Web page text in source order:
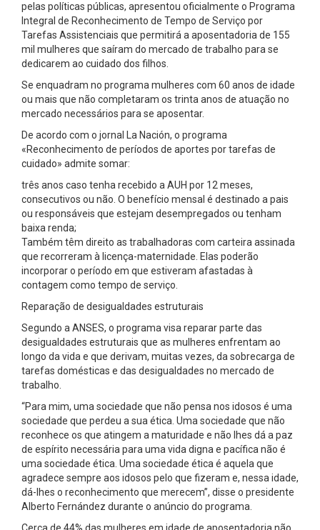
pelas políticas públicas, apresentou oficialmente o Programa
Integral de Reconhecimento de Tempo de Serviço por
Tarefas Assistenciais que permitirá a aposentadoria de 155
mil mulheres que saíram do mercado de trabalho para se
dedicarem ao cuidado dos filhos.
Se enquadram no programa mulheres com 60 anos de idade
ou mais que não completaram os trinta anos de atuação no
mercado necessários para se aposentar.
De acordo com o jornal La Nación, o programa
«Reconhecimento de períodos de aportes por tarefas de
cuidado» admite somar:
três anos caso tenha recebido a AUH por 12 meses,
consecutivos ou não. O benefício mensal é destinado a pais
ou responsáveis que estejam desempregados ou tenham
baixa renda;
Também têm direito as trabalhadoras com carteira assinada
que recorreram à licença-maternidade. Elas poderão
incorporar o período em que estiveram afastadas à
contagem como tempo de serviço.
Reparação de desigualdades estruturais
Segundo a ANSES, o programa visa reparar parte das
desigualdades estruturais que as mulheres enfrentam ao
longo da vida e que derivam, muitas vezes, da sobrecarga de
tarefas domésticas e das desigualdades no mercado de
trabalho.
“Para mim, uma sociedade que não pensa nos idosos é uma
sociedade que perdeu a sua ética. Uma sociedade que não
reconhece os que atingem a maturidade e não lhes dá a paz
de espírito necessária para uma vida digna e pacífica não é
uma sociedade ética. Uma sociedade ética é aquela que
agradece sempre aos idosos pelo que fizeram e, nessa idade,
dá-lhes o reconhecimento que merecem”, disse o presidente
Alberto Fernández durante o anúncio do programa.